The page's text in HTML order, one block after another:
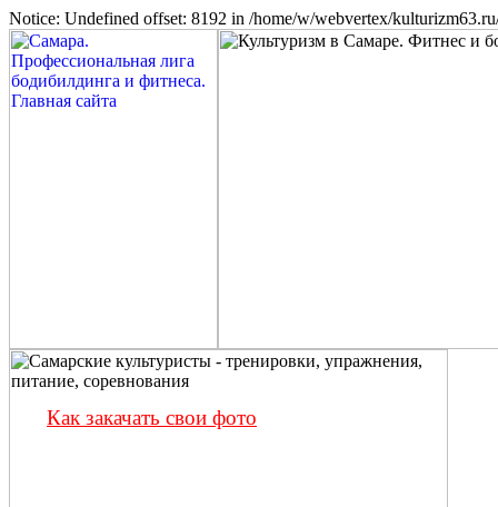
Notice: Undefined offset: 8192 in /home/w/webvertex/
Как закачать свои фото